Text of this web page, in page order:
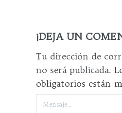
¡DEJA UN
Tu dirección de
no será publicada.
obligatorios están